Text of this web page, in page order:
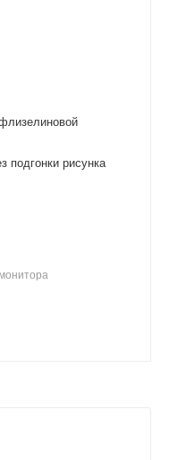
подгонки рисунка